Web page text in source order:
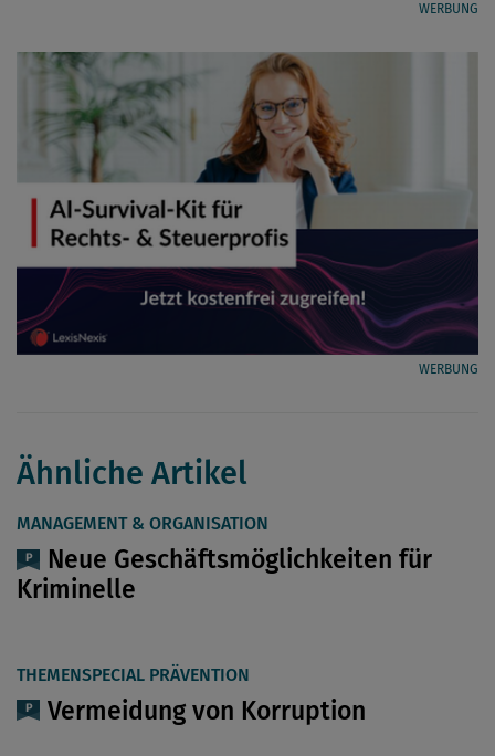
WERBUNG
WERBUNG
Ähnliche Artikel
MANAGEMENT & ORGANISATION
Neue Geschäftsmöglichkeiten für
Kriminelle
THEMENSPECIAL PRÄVENTION
Vermeidung von Korruption